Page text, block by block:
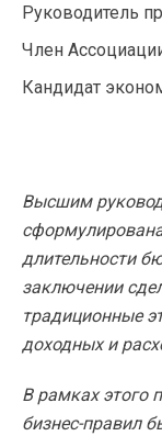
Руководитель
Член
Кандидат
Высшим
длительности
заключении
традиционные
доходных и
В рамках этого
бизнес-правил